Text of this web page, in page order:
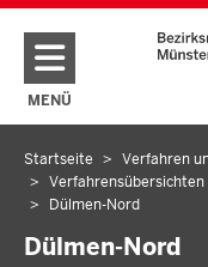
MENÜ
NAVIGATION
Sie
befinden
hier
Startseite
Verfahren
Verfahrensübersichten
Dülmen-Nord
Dülmen-Nord